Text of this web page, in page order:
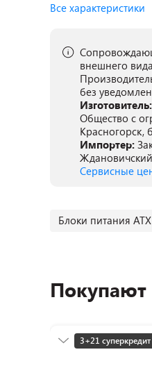
Все характеристики
внешнего
без
Изготовитель:
Общество с
Красногорск,
Импортер:
Ждановичский
Сервисные
Блоки питания ATX
Покупают
3+21 суперкредит